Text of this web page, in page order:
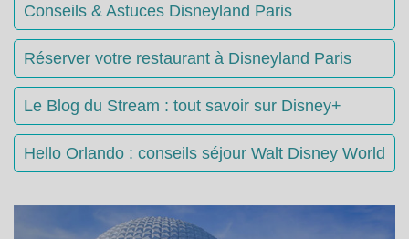
Conseils & Astuces Disneyland Paris
Réserver votre restaurant à Disneyland Paris
Le Blog du Stream : tout savoir sur Disney+
Hello Orlando : conseils séjour Walt Disney World